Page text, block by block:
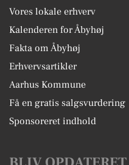
Vores lokale erhverv
Kalenderen for Åbyhøj
Fakta om Åbyhøj
Erhvervsartikler
Aarhus Kommune
Få en gratis salgsvurdering
Sponsoreret indhold